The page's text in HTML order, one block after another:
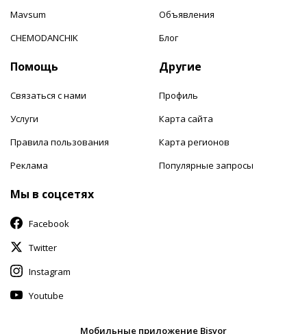
Mavsum
CHEMODANCHIK
Объявления
Блог
Помощь
Связаться с нами
Услуги
Правила пользования
Реклама
Другие
Профиль
Карта сайта
Карта регионов
Популярные запросы
Мы в соцсетях
Facebook
Twitter
Instagram
Youtube
Мобильные приложение Bisyor